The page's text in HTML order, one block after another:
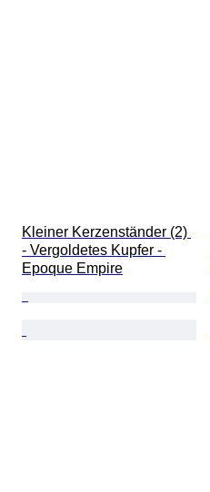
Kleiner Kerzenständer (2)
- Vergoldetes Kupfer -
Epoque Empire